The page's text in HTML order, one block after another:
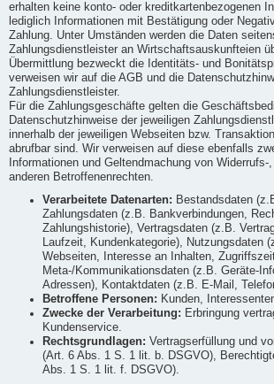
erhalten keine konto- oder kreditkartenbezogenen
lediglich Informationen mit Bestätigung oder
Zahlung. Unter Umständen werden die Daten
Zahlungsdienstleister an Wirtschaftsauskunfteien
Übermittlung bezweckt die Identitäts- und
verweisen wir auf die AGB und die
Zahlungsdienstleister.
Für die Zahlungsgeschäfte gelten die
Datenschutzhinweise der jeweiligen
innerhalb der jeweiligen Webseiten bzw.
abrufbar sind. Wir verweisen auf diese ebenfalls
Informationen und Geltendmachung von Widerrufs-
anderen Betroffenenrechten.
Verarbeitete Datenarten: Bestandsdaten
Zahlungsdaten (z.B. Bankverbindungen,
Zahlungshistorie), Vertragsdaten (z.B.
Laufzeit, Kundenkategorie), Nutzungsdaten
Webseiten, Interesse an Inhalten,
Meta-/Kommunikationsdaten (z.B. Geräte-
Adressen), Kontaktdaten (z.B. E-Mail,
Betroffene Personen: Kunden,
Zwecke der Verarbeitung: Erbringung
Kundenservice.
Rechtsgrundlagen: Vertragserfüllung und
(Art. 6 Abs. 1 S. 1 lit. b. DSGVO),
Abs. 1 S. 1 lit. f. DSGVO).